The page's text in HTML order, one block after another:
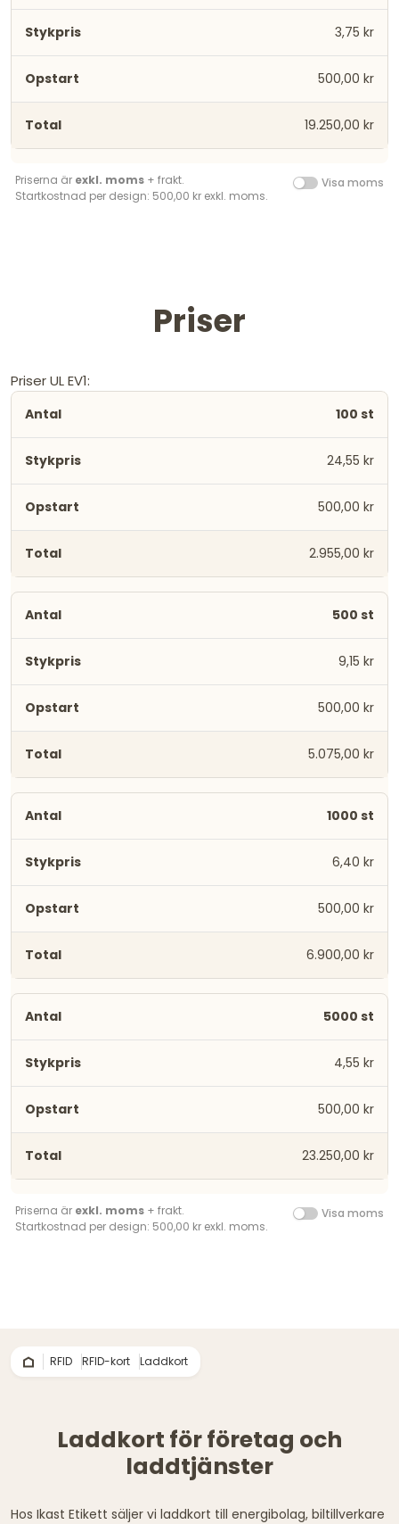
3,75 kr
500,00 kr
19.250,00 kr
Priserna är exkl. moms + frakt.
Startkostnad per design: 500,00 kr exkl. moms.
Visa moms
Priser
Priser UL EV1:
100 st
24,55 kr
500,00 kr
2.955,00 kr
500 st
9,15 kr
500,00 kr
5.075,00 kr
1000 st
6,40 kr
500,00 kr
6.900,00 kr
5000 st
4,55 kr
500,00 kr
23.250,00 kr
Priserna är exkl. moms + frakt.
Startkostnad per design: 500,00 kr exkl. moms.
Visa moms
RFID RFID-kort Laddkort
Laddkort för företag och
laddtjänster
Hos Ikast Etikett säljer vi laddkort till energibolag, biltillverkare